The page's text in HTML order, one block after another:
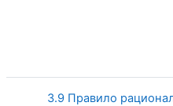
3.9 Правило